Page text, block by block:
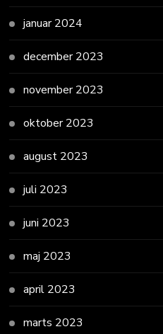
januar 2024
december 2023
november 2023
oktober 2023
august 2023
juli 2023
juni 2023
maj 2023
april 2023
marts 2023